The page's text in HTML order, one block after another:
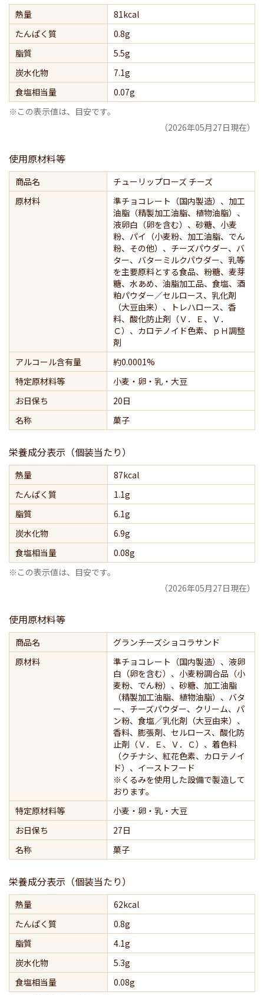
熱量
81kcal
たんぱく質
0.8g
脂質
5.5g
炭水化物
7.1g
食塩相当量
0.07g
※この表示値は、目安です。
（2026年05月27日現在）
使用原材料等
商品名
チューリップローズ チーズ
原材料
準チョコレート（国内製造）、加工
油脂（精製加工油脂、植物油脂）、
液卵白（卵を含む）、砂糖、小麦
粉、パイ（小麦粉、加工油脂、でん
粉、その他）、チーズパウダー、バ
ター、バターミルクパウダー、乳等
を主要原料とする食品、粉糖、麦芽
糖、水あめ、油脂加工品、食塩、酒
粕パウダー／セルロース、乳化剤
（大豆由来）、トレハロース、香
料、酸化防止剤（Ｖ．Ｅ、Ｖ．
Ｃ）、カロテノイド色素、ｐＨ調整
剤
アルコール含有量
約0.0001%
特定原材料等
小麦・卵・乳・大豆
お日保ち
20日
名称
菓子
栄養成分表示（個装当たり）
熱量
87kcal
たんぱく質
1.1g
脂質
6.1g
炭水化物
6.9g
食塩相当量
0.08g
※この表示値は、目安です。
（2026年05月27日現在）
使用原材料等
商品名
グランチーズショコラサンド
原材料
準チョコレート（国内製造）、液卵
白（卵を含む）、小麦粉調合品（小
麦粉、でん粉）、砂糖、加工油脂
（精製加工油脂、植物油脂）、バタ
ー、チーズパウダー、クリーム、パ
ン粉、食塩／乳化剤（大豆由来）、
香料、膨張剤、セルロース、酸化防
止剤（Ｖ．Ｅ、Ｖ．Ｃ）、着色料
（クチナシ、紅花色素、カロテノイ
ド）、イーストフード
※くるみを使用した設備で製造して
おります。
特定原材料等
小麦・卵・乳・大豆
お日保ち
27日
名称
菓子
栄養成分表示（個装当たり）
熱量
62kcal
たんぱく質
0.8g
脂質
4.1g
炭水化物
5.3g
食塩相当量
0.08g